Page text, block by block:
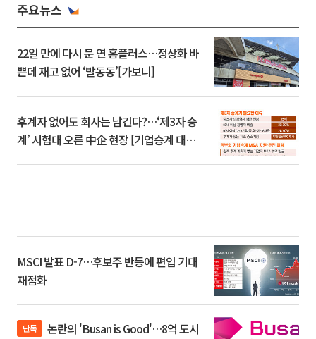
주요뉴스
22일 만에 다시 문 연 홈플러스…정상화 바
쁜데 재고 없어 ‘발동동’[가보니]
후계자 없어도 회사는 남긴다?…‘제3자 승
계’ 시험대 오른 中企 현장 [기업승계 대전
MSCI 발표 D-7…후보주 반등에 편입 기대
재점화
단독